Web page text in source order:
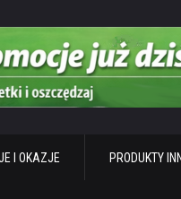
I OKAZJE PRODUKTY